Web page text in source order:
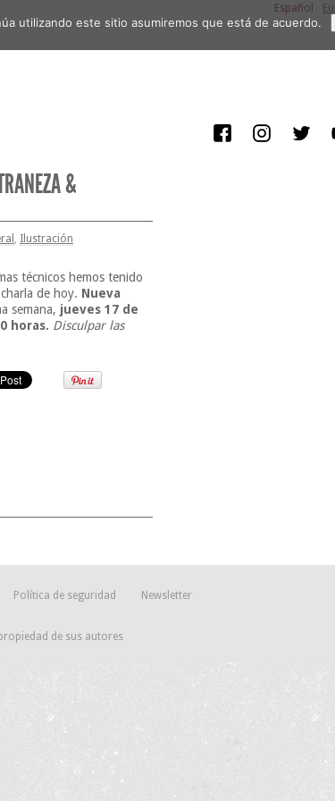
Español
&
, Ilustración
técnicos hemos tenido
de hoy. Nueva
semana, jueves 17 de
horas. Disculpar las
Política de seguridad
Newsletter
de sus autores
utilizando este sitio asumiremos que está de acuerdo.